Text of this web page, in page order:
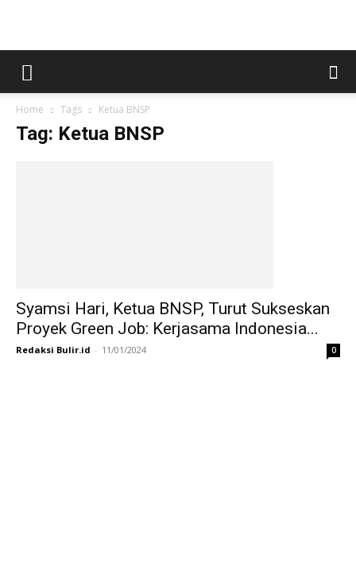
Home Tags Ketua BNSP
Tag: Ketua BNSP
Syamsi Hari, Ketua BNSP, Turut Sukseskan
Proyek Green Job: Kerjasama Indonesia...
Redaksi Bulir.id - 11/01/2024 0